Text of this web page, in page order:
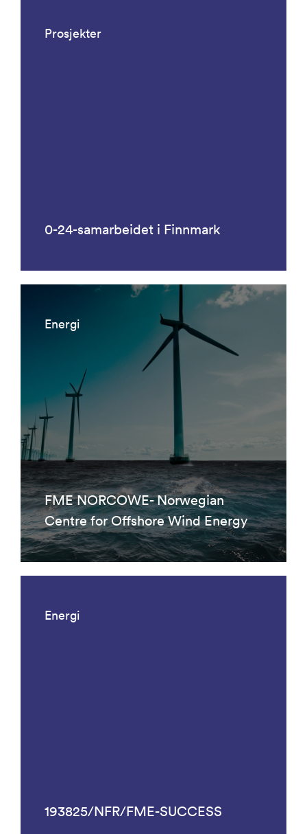
Prosjekter
0-24-samarbeidet i Finnmark
Energi
FME NORCOWE- Norwegian
Centre for Offshore Wind Energy
Energi
193825/NFR/FME-SUCCESS